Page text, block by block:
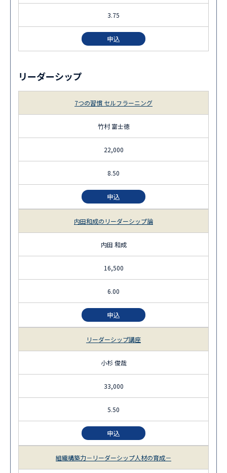
3.75
申込
リーダーシップ
7つの習慣 セルフラーニング
竹村 富士徳
22,000
8.50
申込
内田和成のリーダーシップ論
内田 和成
16,500
6.00
申込
リーダーシップ講座
小杉 俊哉
33,000
5.50
申込
組織構築力－リーダーシップ人材の育成－